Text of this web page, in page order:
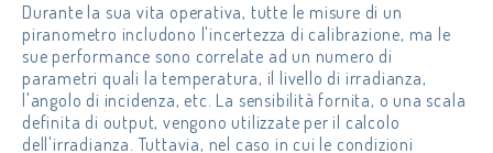
Durante la sua vita operativa, tutte le misure di un
piranometro includono l'incertezza di calibrazione, ma le
sue performance sono correlate ad un numero di
parametri quali la temperatura, il livello di irradianza,
l'angolo di incidenza, etc. La sensibilità fornita, o una scala
definita di output, vengono utilizzate per il calcolo
dell'irradianza. Tuttavia, nel caso in cui le condizioni